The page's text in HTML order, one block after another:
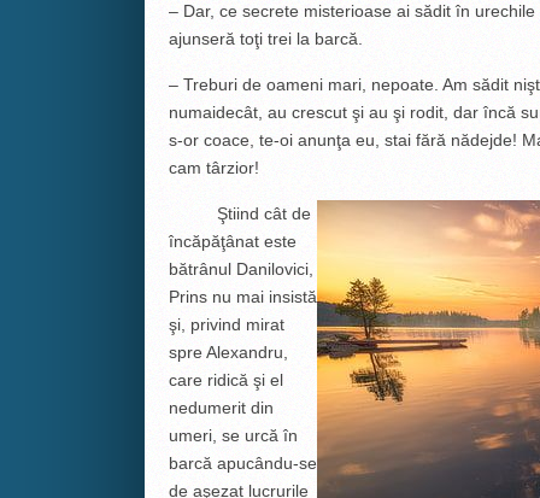
– Dar, ce secrete misterioase ai sădit în
ajunseră toţi trei la barcă.
– Treburi de oameni mari, nepoate. Am sădit
numaidecât, au crescut şi au şi rodit, dar încă
s-or coace, te-oi anunţa eu, stai fără nădejde!
cam târzior!
Ştiind cât de
încăpăţânat este
bătrânul Danilovici,
Prins nu mai insistă
şi, privind mirat
spre Alexandru,
care ridică şi el
nedumerit din
umeri, se urcă în
barcă apucându-se
de aşezat lucrurile